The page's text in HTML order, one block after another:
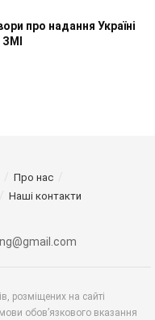
про надання Україні
Про нас
Наші контакти
розміщених на сайті
обов’язкового вказання